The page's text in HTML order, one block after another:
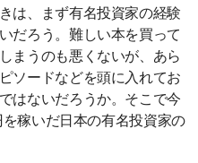
は、まず有名投資家の経験
だろう。難しい本を買って
まうのも悪くないが、あら
ソードなどを頭に入れてお
はないだろうか。そこで今
稼いだ日本の有名投資家の